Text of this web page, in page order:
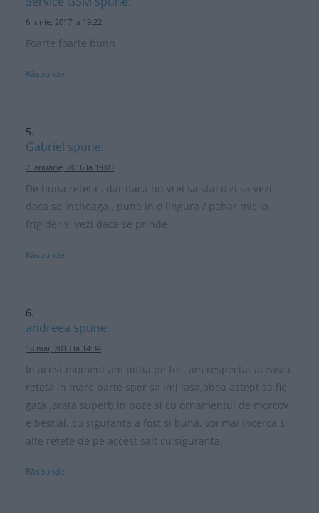
6 iunie, 2017 la 19:22
Foarte foarte bunn
Răspunde
Gabriel spune:
7 ianuarie, 2016 la 19:03
De buna reteta , dar daca nu vrei sa stai o zi sa vezi
daca se incheaga , pune in o lingura / pahar mic la
frigider si vezi daca se prinde
Răspunde
andreea spune:
18 mai, 2013 la 14:34
In acest moment am piftia pe foc, am respectat aceasta
reteta in mare parte sper sa imi iasa,abea astept sa fie
gata ,arata superb in poze si cu ornamentul de morcov
e bestial, cu siguranta a fost si buna, voi mai incerca si
alte retete de pe accest sait cu siguranta.
Răspunde